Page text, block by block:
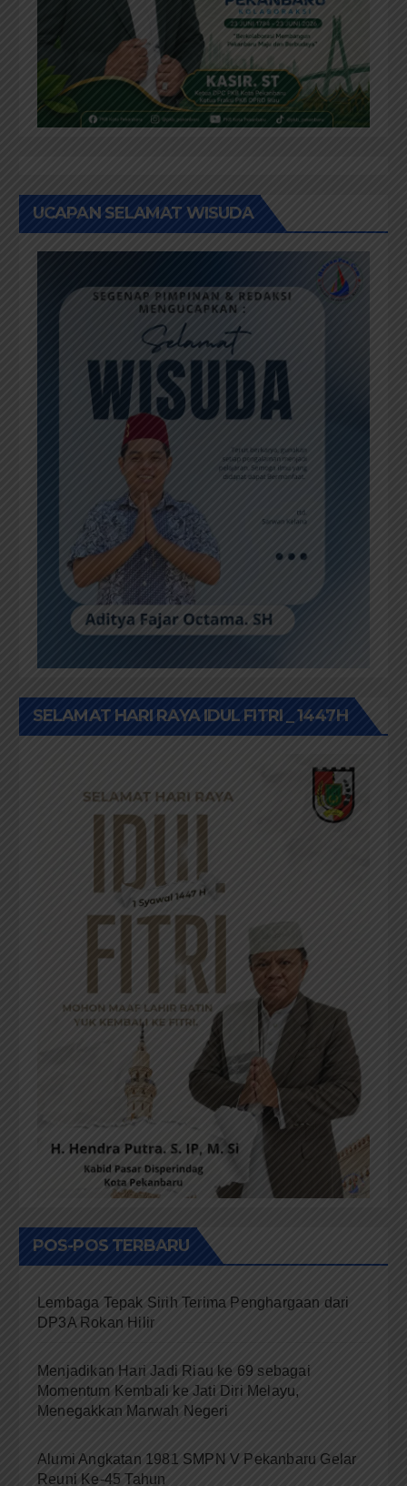
UCAPAN SELAMAT WISUDA
SELAMAT HARI RAYA IDUL FITRI _ 1447H
POS-POS TERBARU
Lembaga Tepak Sirih Terima Penghargaan dari
DP3A Rokan Hilir
Menjadikan Hari Jadi Riau ke 69 sebagai
Momentum Kembali ke Jati Diri Melayu,
Menegakkan Marwah Negeri
Alumi Angkatan 1981 SMPN V Pekanbaru Gelar
Reuni Ke-45 Tahun